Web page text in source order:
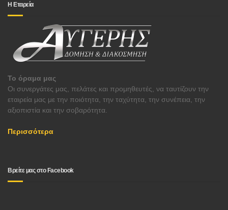
Η Εταρεία
Το όραμα μας
Οι συνεργάτες μας, πελάτες και προμηθευτές, να ταυτίζουν την
εταιρεία μας με την ποιότητα, την ταχύτητα, την συνέπεια, την
αξιοπιστία και την σοβαρότητα.
Περισσότερα
Βρείτε μας στο Facebook